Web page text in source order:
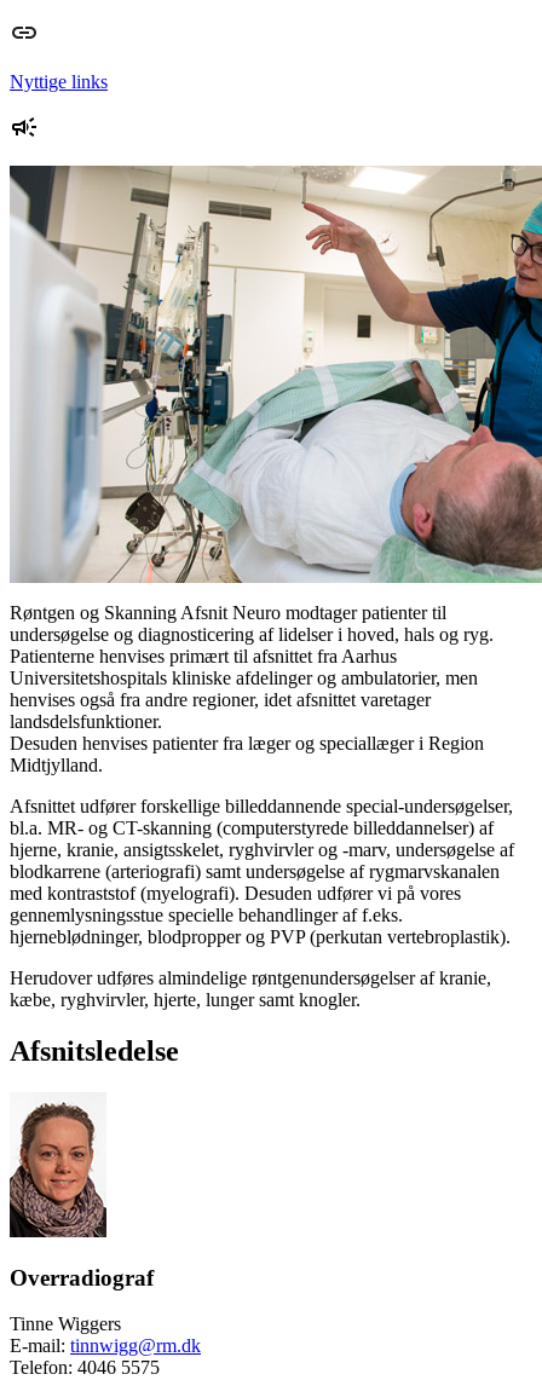
Nyttige links
Røntgen og Skanning Afsnit Neuro modtager patienter til
undersøgelse og diagnosticering af lidelser i hoved, hals og ryg.
Patienterne henvises primært til afsnittet fra Aarhus
Universitetshospitals kliniske afdelinger og ambulatorier, men
henvises også fra andre regioner, idet afsnittet varetager
landsdelsfunktioner.
Desuden henvises patienter fra læger og speciallæger i Region
Midtjylland.
Afsnittet udfører forskellige billeddannende special-undersøgelser,
bl.a. MR- og CT-skanning (computerstyrede billeddannelser) af
hjerne, kranie, ansigtsskelet, ryghvirvler og -marv, undersøgelse af
blodkarrene (arteriografi) samt undersøgelse af rygmarvskanalen
med kontraststof (myelografi). Desuden udfører vi på vores
gennemlysningsstue specielle behandlinger af f.eks.
hjerneblødninger, blodpropper og PVP (perkutan vertebroplastik).
Herudover udføres almindelige røntgenundersøgelser af kranie,
kæbe, ryghvirvler, hjerte, lunger samt knogler.
Afsnitsledelse
Overradiograf
Tinne Wiggers
E-mail: tinnwigg@rm.dk
Telefon: 4046 5575